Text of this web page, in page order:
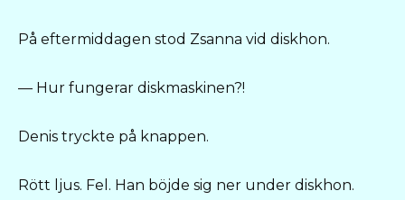
På eftermiddagen stod Zsanna vid diskhon.
— Hur fungerar diskmaskinen?!
Denis tryckte på knappen.
Rött ljus. Fel. Han böjde sig ner under diskhon.